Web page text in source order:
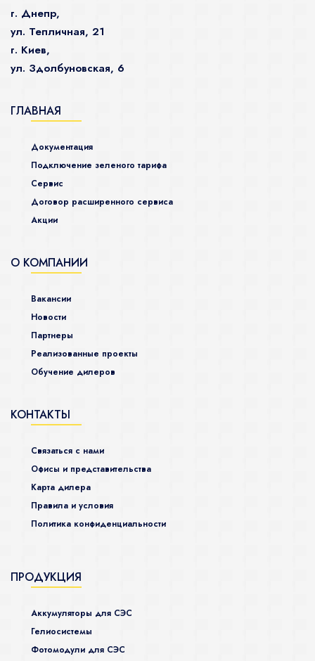
г. Днепр,
ул. Тепличная, 21
г. Киев,
ул. Здолбуновская, 6
ГЛАВНАЯ
Документация
Подключение зеленого тарифа
Сервис
Договор расширенного сервиса
Акции
О КОМПАНИИ
Вакансии
Новости
Партнеры
Реализованные проекты
Обучение дилеров
КОНТАКТЫ
Связаться с нами
Офисы и представительства
Карта дилера
Правила и условия
Политика конфиденциальности
ПРОДУКЦИЯ
Аккумуляторы для СЭС
Гелиосистемы
Фотомодули для СЭС